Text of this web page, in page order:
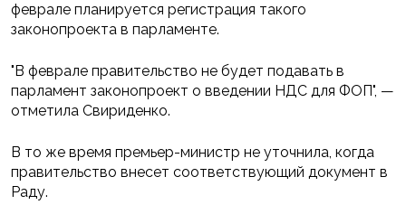
феврале планируется регистрация такого
законопроекта в парламенте.
"В феврале правительство не будет подавать в
парламент законопроект о введении НДС для ФОП", —
отметила Свириденко.
В то же время премьер-министр не уточнила, когда
правительство внесет соответствующий документ в
Раду.